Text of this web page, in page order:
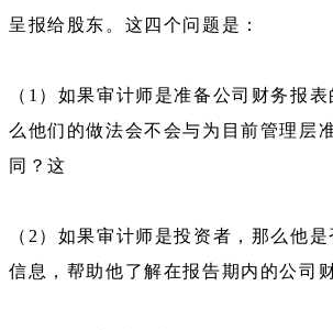
呈报给股东。这四个问题是：
（1）如果审计师是准备公司财务报
么他们的做法会不会与为目前管理层
同？这
（2）如果审计师是投资者，那么他
信息，帮助他了解在报告期内的公司